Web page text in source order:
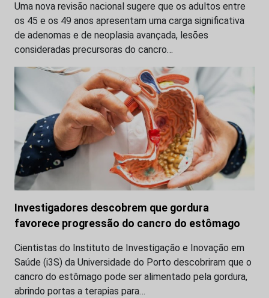
Uma nova revisão nacional sugere que os adultos entre
os 45 e os 49 anos apresentam uma carga significativa
de adenomas e de neoplasia avançada, lesões
consideradas precursoras do cancro…
Investigadores descobrem que gordura
favorece progressão do cancro do estômago
Cientistas do Instituto de Investigação e Inovação em
Saúde (i3S) da Universidade do Porto descobriram que o
cancro do estômago pode ser alimentado pela gordura,
abrindo portas a terapias para…